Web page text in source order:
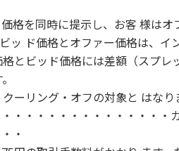
格を同時に提示し、お客 様はオ
ッ ド価格とオファー価格は、イ
とビッド価格には差額（スプレ
ーリング・オフの対象と はなり
・・・・・・・・・・・・・・
・